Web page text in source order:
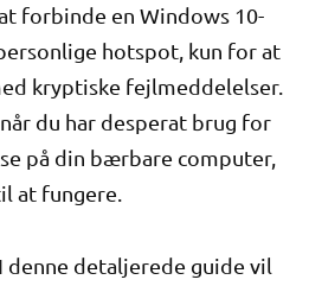
forbinde en Windows 10-
hotspot, kun for at
kryptiske fejlmeddelelser.
du har desperat brug for
på din bærbare computer,
at fungere.
denne detaljerede guide vil